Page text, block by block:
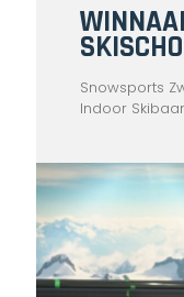
Snowsports
Indoor